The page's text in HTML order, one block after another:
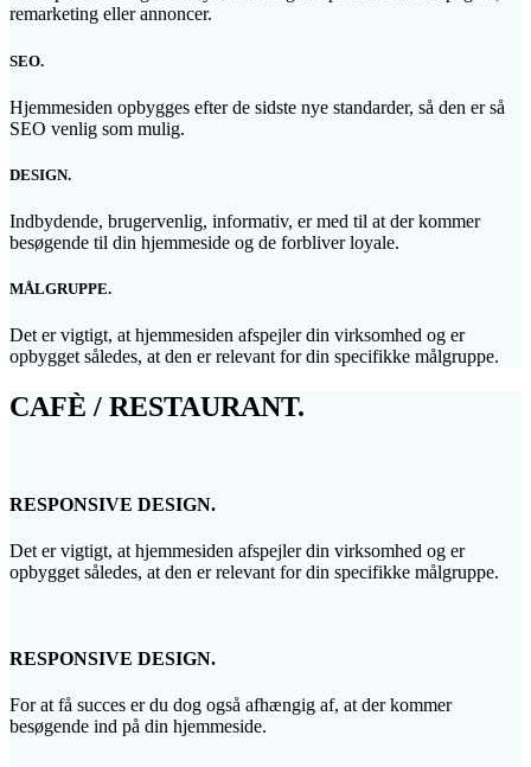
remarketing eller annoncer.
SEO.
Hjemmesiden opbygges efter de sidste nye standarder, så den er så
SEO venlig som mulig.
DESIGN.
Indbydende, brugervenlig, informativ, er med til at der kommer
besøgende til din hjemmeside og de forbliver loyale.
MÅLGRUPPE.
Det er vigtigt, at hjemmesiden afspejler din virksomhed og er
opbygget således, at den er relevant for din specifikke målgruppe.
CAFÈ / RESTAURANT.
RESPONSIVE DESIGN.
Det er vigtigt, at hjemmesiden afspejler din virksomhed og er
opbygget således, at den er relevant for din specifikke målgruppe.
RESPONSIVE DESIGN.
For at få succes er du dog også afhængig af, at der kommer
besøgende ind på din hjemmeside.